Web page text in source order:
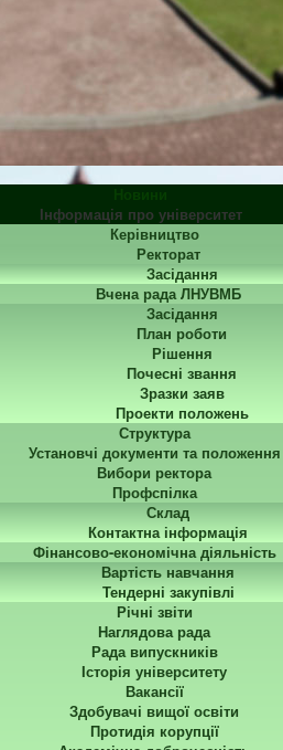
Інформація про університет
Керівництво
Ректорат
Засідання
Вчена рада ЛНУВМБ
Засідання
План роботи
Рішення
Почесні звання
Зразки заяв
Проекти положень
Структура
Установчі документи та положення
Вибори ректора
Профспілка
Склад
Контактна інформація
Фінансово-економічна діяльність
Вартість навчання
Тендерні закупівлі
Річні звіти
Наглядова рада
Рада випускників
Історія університету
Вакансії
Здобувачі вищої освіти
Протидія корупції